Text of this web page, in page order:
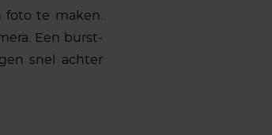
foto te maken.
Een burst-
snel achter